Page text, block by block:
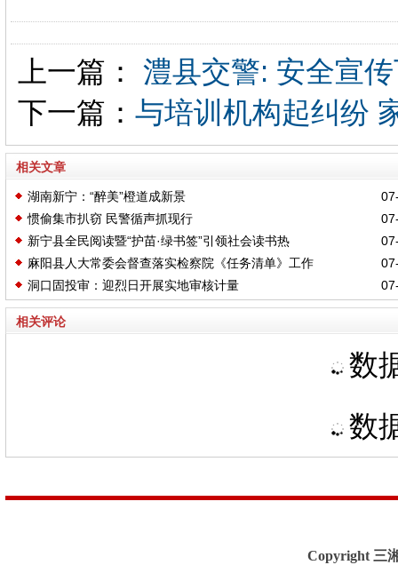
上一篇：
澧县交警: 安全宣
下一篇： 与培训机构起纠纷
相关文章
湖南新宁：“醉美”橙道成新景
惯偷集市扒窃 民警循声抓现行
新宁县全民阅读暨“护苗·绿书签”引领社会读书热
麻阳县人大常委会督查落实检察院《任务清单》工作
洞口固投审：迎烈日开展实地审核计量
相关评论
数
数
Copyright 三